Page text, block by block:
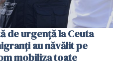
de urgență la Ceuta
au năvălit pe
mobiliza toate